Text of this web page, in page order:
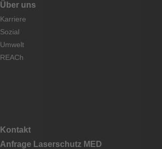
Über uns
Karriere
Sozial
Umwelt
REACh
Kontakt
Anfrage Laserschutz MED